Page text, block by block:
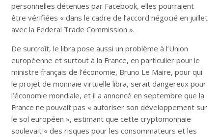
personnelles détenues par Facebook, elles pourraient
être vérifiées « dans le cadre de l’accord négocié en juillet
avec la Federal Trade Commission ».
De surcroît, le libra pose aussi un problème à l’Union
européenne et surtout à la France, en particulier pour le
ministre français de l’économie, Bruno Le Maire, pour qui
le projet de monnaie virtuelle libra, serait dangereux pour
l’économie mondiale, et il a annoncé en septembre que la
France ne pouvait pas « autoriser son développement sur
le sol européen », estimant que cette cryptomonnaie
soulevait « des risques pour les consommateurs et les